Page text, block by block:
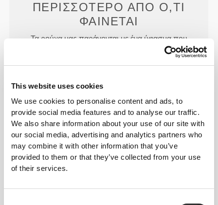
This website uses cookies
We use cookies to personalise content and ads, to
provide social media features and to analyse our traffic.
We also share information about your use of our site with
our social media, advertising and analytics partners who
may combine it with other information that you’ve
provided to them or that they’ve collected from your use
of their services.
ΠΕΡΙΣΣΌΤΕΡΟ ΑΠΌ Ό,ΤΙ
ΦΑΊΝΕΤΑΙ
Τα ρούχα μας παράγονται με ένα ύφασμα που
στεγνώνει γρήγορα, για να σας κρατάει πιο
ΣΧΕΔΙΑΣΜΈΝΟ ΜΕ ΤΗΝ
ΤΕΧΝΟΛΟΓΊΑREVOKNIT